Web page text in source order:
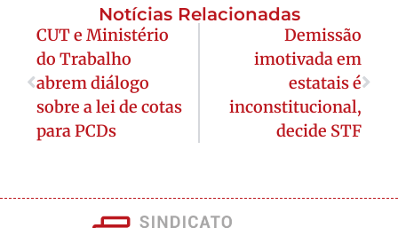
Notícias Relacionadas
CUT e Ministério
do Trabalho
abrem diálogo
sobre a lei de cotas
para PCDs
Demissão
imotivada em
estatais é
inconstitucional,
decide STF